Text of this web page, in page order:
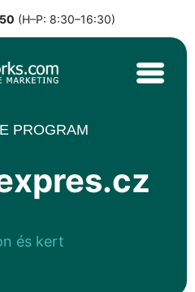
(H–P: 8:30–16:30)
síť v CEE
PROGRAM
és kert